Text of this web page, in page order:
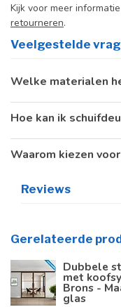
Kijk voor meer
retourneren.
Veelgestelde
Welke materialen
Hoe kan ik
Waarom kiezen
Reviews
Gerelateerde
Dubbele
met
Brons -
glas